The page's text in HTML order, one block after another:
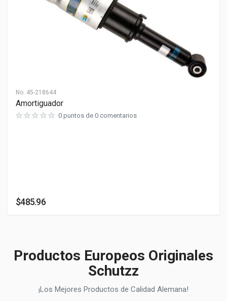
No. 45-218644
Amortiguador
0 puntos de 0 comentarios
$485.96
Productos Europeos Originales
Schutzz
¡Los Mejores Productos de Calidad Alemana!